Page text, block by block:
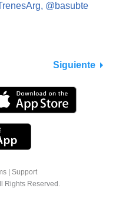
@basubte
Siguiente
Support
Rights Reserved.